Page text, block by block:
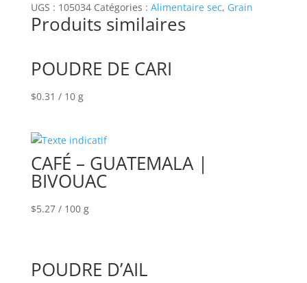
UGS : 105034 Catégories : Alimentaire sec, Grain
Produits similaires
POUDRE DE CARI
$0.31 / 10 g
CAFÉ – GUATEMALA |
BIVOUAC
$5.27 / 100 g
POUDRE D’AIL